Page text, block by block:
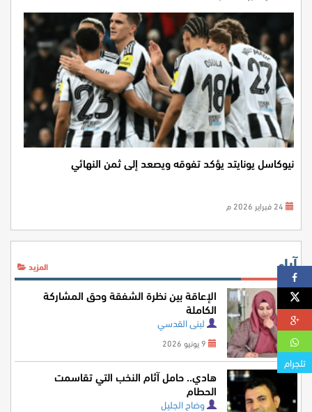
نيوكاسل يونايتد يؤكد تفوقه ويصعد إلى ثمن النهائي
آراء المزيد
الإعاقة بين نظرة الشفقة وحق المشاركة
الكاملة
لبنى القدسي
هادي.. حامل آثام النخب التي تقاسمت
الحطام
وضاح الجليل
تلجرام